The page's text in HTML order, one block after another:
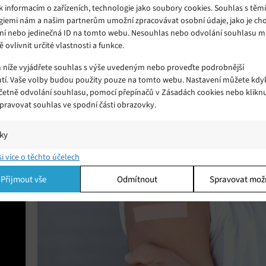
informacím o zařízeních, technologie jako soubory cookies. Souhlas s
nám a našim partnerům umožní zpracovávat osobní údaje, jako je
nebo jedinečná ID na tomto webu. Nesouhlas nebo odvolání souhlasu
ovlivnit určité vlastnosti a funkce.
vyjádřete souhlas s výše uvedeným nebo proveďte podrobnější
Vaše volby budou použity pouze na tomto webu. Nastavení můžete
odvolání souhlasu, pomocí přepínačů v Zásadách cookies nebo
souhlas ve spodní části obrazovky.
a/nebo přístup k informacím v zařízení, Porozumění publiku
kombinací údajů z různých zdrojů.
a/nebo přístup k informacím v zařízení, Použití omezených údajů k výběru
reklamy, Vytváření profilů pro personalizovaný obsah, Používání
více o těchto účelech
Přijmout vše Odmítnout Spravovat
klíčových manažerů společnosti
manažera odpovědného za výrobu a provoz Tesly v
na rezignaci Milana Kovače, šéfa konstrukčního týmu robota
Afshar byl do své pozice povýšen loni poté, co od roku 2017…